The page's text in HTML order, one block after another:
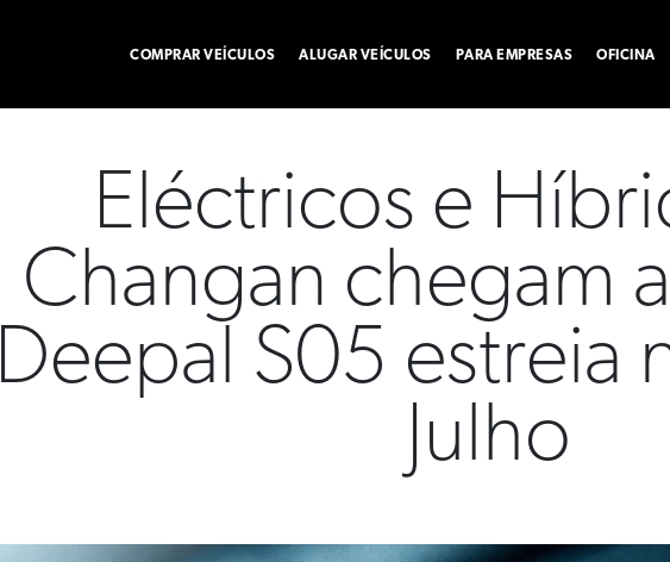
COMPRAR VEÍCULOS ALUGAR VEÍCULOS PARA EMPRESAS OFICINA
Eléctricos e
Changan chegam
Deepal S05 estreia
Julho